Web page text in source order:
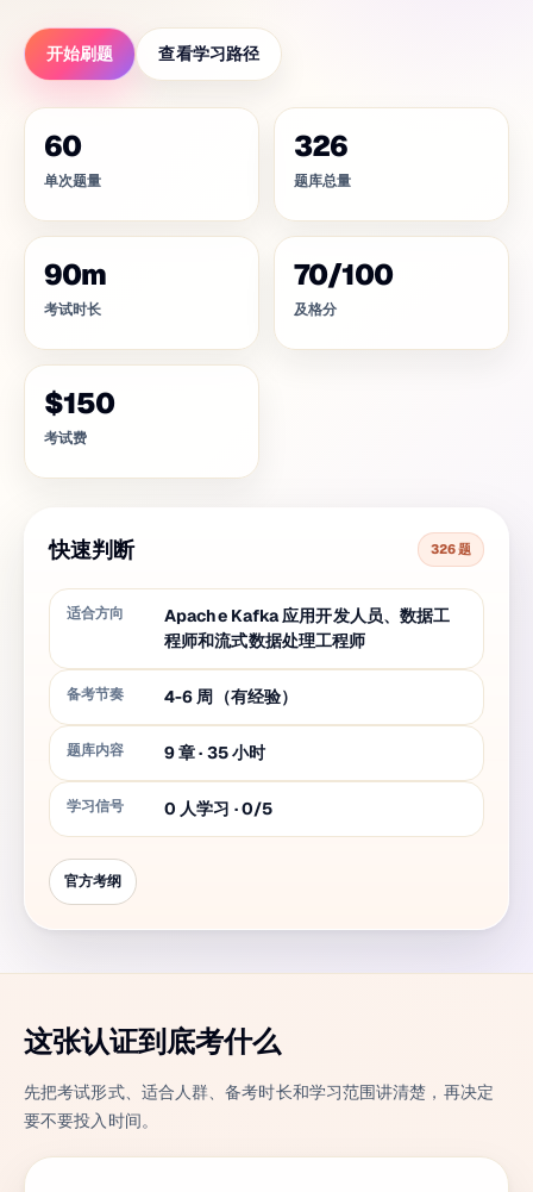
开始刷题 查看学习路径
60
单次题量
326
题库总量
90m
考试时长
70/100
及格分
$150
考试费
快速判断 326 题
适合方向
Apache Kafka 应用开发人员、数据工
程师和流式数据处理工程师
备考节奏 4-6 周（有经验）
题库内容 9章· 35小时
学习信号 0 人学习 · 0/5
官方考纲
这张认证到底考什么
先把考试形式、适合人群、备考时长和学习范围讲清楚，再决定
要不要投入时间。